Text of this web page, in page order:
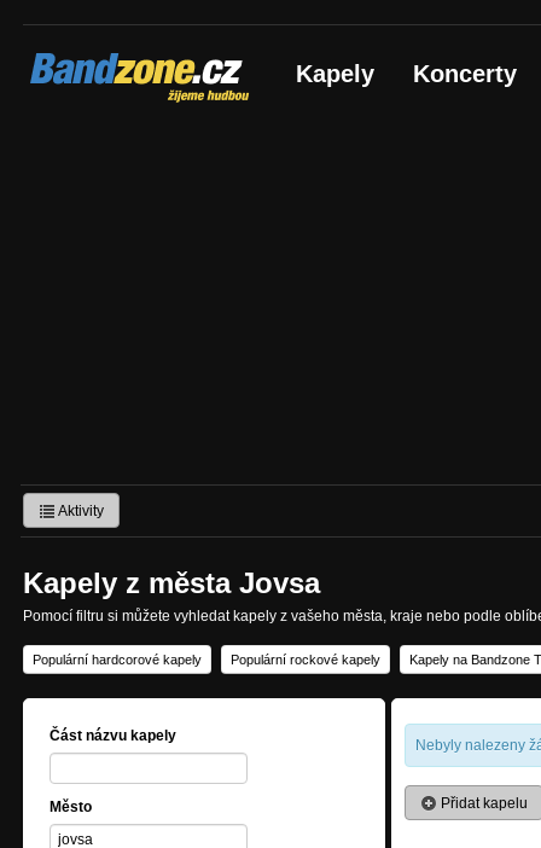
Bandzone.cz
žijeme hudbou Kapely Koncerty
Aktivity
Kapely z města Jovsa
Pomocí filtru si můžete vyhledat kapely z vašeho města, kraje nebo podle
Populární hardcorové kapely Populární rockové kapely Kapely na Bandzone
Část názvu kapely
Město
Nebyly nalezeny
Přidat kapelu